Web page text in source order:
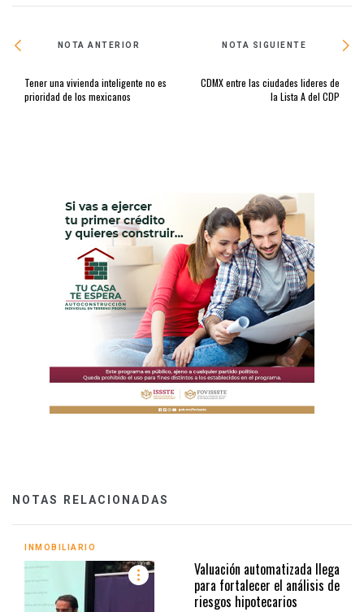
NOTA ANTERIOR
Tener una vivienda inteligente no es
prioridad de los mexicanos
NOTA SIGUIENTE
CDMX entre las ciudades lideres de
la Lista A del CDP
NOTAS RELACIONADAS
INMOBILIARIO
Valuación automatizada llega
para fortalecer el análisis de
riesgos hipotecarios